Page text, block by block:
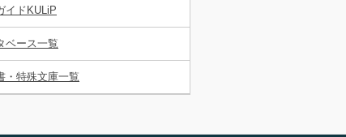
イドKULiP
ベース一覧
・特殊文庫一覧